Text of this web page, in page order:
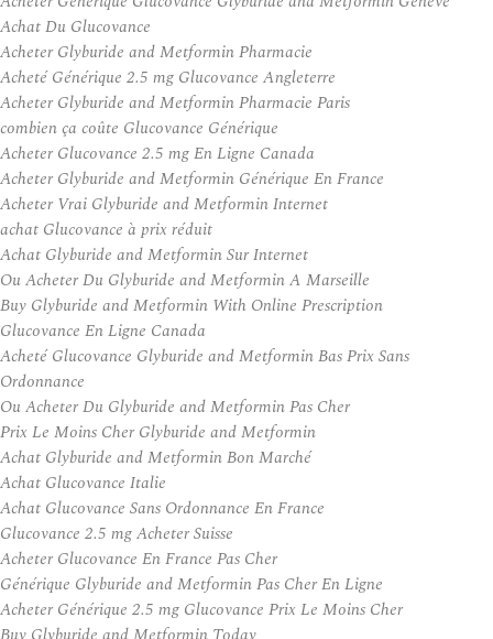
Achat Du Glucovance
Acheter Glyburide and Metformin Pharmacie
Acheté Générique 2.5 mg Glucovance Angleterre
Acheter Glyburide and Metformin Pharmacie Paris
combien ça coûte Glucovance Générique
Acheter Glucovance 2.5 mg En Ligne Canada
Acheter Glyburide and Metformin Générique En France
Acheter Vrai Glyburide and Metformin Internet
achat Glucovance à prix réduit
Achat Glyburide and Metformin Sur Internet
Ou Acheter Du Glyburide and Metformin A Marseille
Buy Glyburide and Metformin With Online Prescription
Glucovance En Ligne Canada
Acheté Glucovance Glyburide and Metformin Bas Prix Sans
Ordonnance
Ou Acheter Du Glyburide and Metformin Pas Cher
Prix Le Moins Cher Glyburide and Metformin
Achat Glyburide and Metformin Bon Marché
Achat Glucovance Italie
Achat Glucovance Sans Ordonnance En France
Glucovance 2.5 mg Acheter Suisse
Acheter Glucovance En France Pas Cher
Générique Glyburide and Metformin Pas Cher En Ligne
Acheter Générique 2.5 mg Glucovance Prix Le Moins Cher